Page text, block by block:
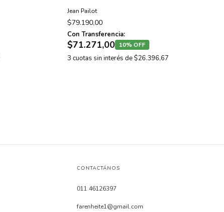
Jean Pailot
$79.190,00
Con Transferencia:
$71.271,00 10% OFF
3 cuotas sin interés de $26.396,67
CONTACTÁNOS
011 46126397
farenheite1@gmail.com